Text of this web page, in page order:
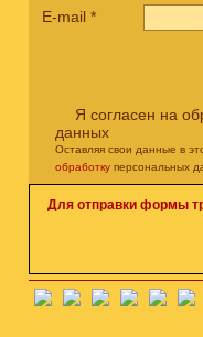
E-mail *
Я согласен на
данных
Оставляя свои данные в
обработку персональных
Для отправки формы